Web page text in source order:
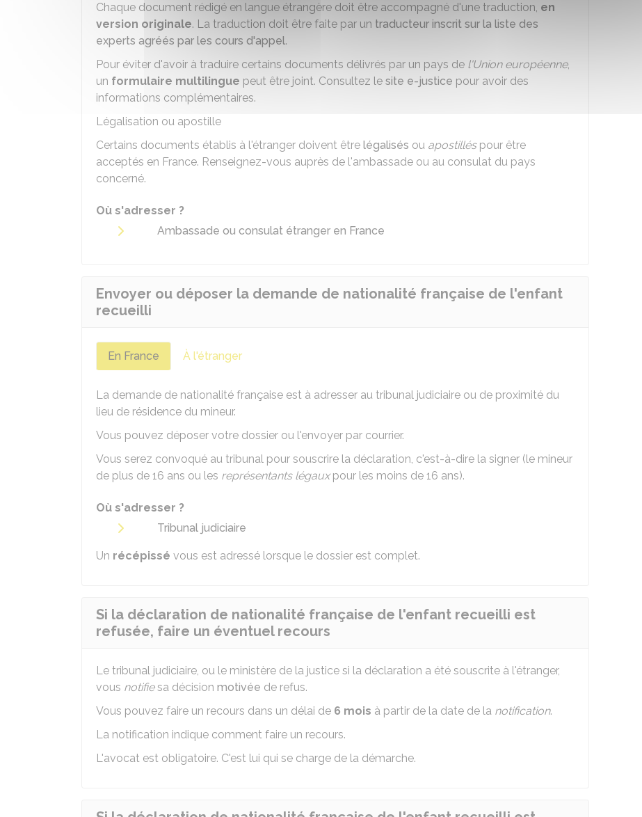
Chaque document rédigé en langue étrangère doit être accompagné d'une traduction, en
version originale. La traduction doit être faite par un traducteur inscrit sur la liste des
experts agréés par les cours d'appel.
Pour éviter d'avoir à traduire certains documents délivrés par un pays de l'Union européenne,
un formulaire multilingue peut être joint. Consultez le site e-justice pour avoir des
informations complémentaires.
Légalisation ou apostille
Certains documents établis à l'étranger doivent être légalisés ou apostilléspour être
acceptés en France. Renseignez-vous auprès de l'ambassade ou au consulat du pays
concerné.
Où s'adresser ?
Ambassade ou consulat étranger en France
Envoyer ou déposer la demande de nationalité française de l'enfant
recueilli
En France À l'étranger
La demande de nationalité française est à adresser au tribunal judiciaire ou de proximité du
lieu de résidence du mineur.
Vous pouvez déposer votre dossier ou l'envoyer par courrier.
Vous serez convoqué au tribunal pour souscrire la déclaration, c'est-à-dire la signer (le mineur
de plus de 16 ans ou les représentants légauxpour les moins de 16 ans).
Où s'adresser ?
Tribunal judiciaire
Un récépissé vous est adressé lorsque le dossier est complet.
Si la déclaration de nationalité française de l'enfant recueilli est
refusée, faire un éventuel recours
Le tribunal judiciaire, ou le ministère de la justice si la déclaration a été souscrite à l'étranger,
vous notifiesa décision motivée de refus.
Vous pouvez faire un recours dans un délai de 6 mois à partir de la date de la notification.
La notification indique comment faire un recours.
L'avocat est obligatoire. C'est lui qui se charge de la démarche.